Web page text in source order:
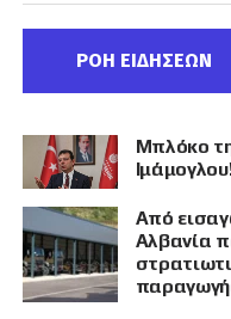
ΡΟΗ ΕΙΔΗΣΕΩΝ
Μπλόκο
Από
Αλβανία